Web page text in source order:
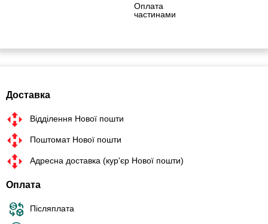
Оплата
частинами
Доставка
Відділення Нової пошти
Поштомат Нової пошти
Адресна доставка (кур'єр Нової пошти)
Оплата
Післяплата